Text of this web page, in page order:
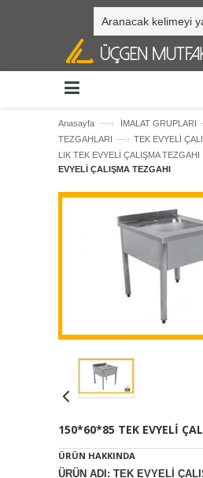
Anasayfa —› İMALAT GRUPLARI
TEZGAHLARI —› TEK EVYELİ
LIK TEK EVYELİ ÇALIŞMA TEZGAHI
EVYELİ ÇALIŞMA TEZGAHI
150*60*85 TEK EVYELİ
ÜRÜN HAKKINDA
ÜRÜN ADI: TEK EVYELİ